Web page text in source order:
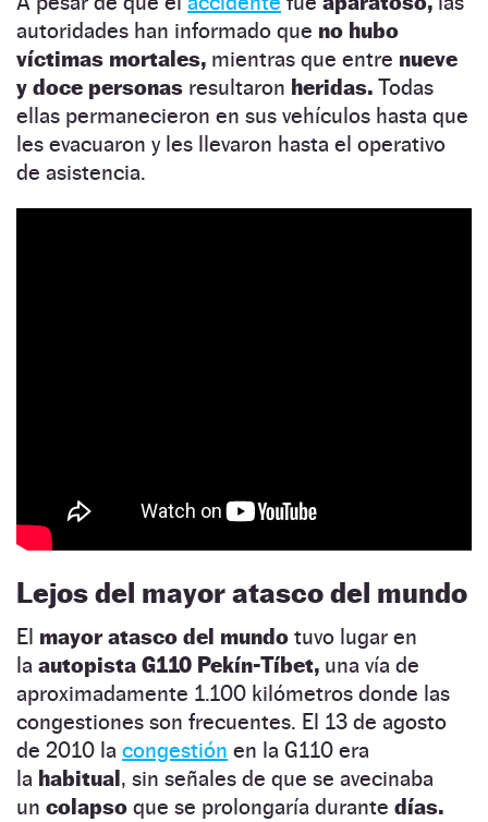
autoridades han informado que no hubo
víctimas mortales, mientras que entre nueve
y doce personas resultaron heridas. Todas
ellas permanecieron en sus vehículos hasta que
les evacuaron y les llevaron hasta el operativo
de asistencia.
Lejos del mayor atasco del mundo
El mayor atasco del mundo tuvo lugar en
la autopista G110 Pekín-Tíbet, una vía de
aproximadamente 1.100 kilómetros donde las
congestiones son frecuentes. El 13 de agosto
de 2010 la congestión en la G110 era
la habitual , sin señales de que se avecinaba
un colapso que se prolongaría durante días.